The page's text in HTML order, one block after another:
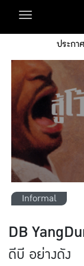
Skip to main
Toggle
ประกา
Informal
DB
ดีบี อย่างดัง